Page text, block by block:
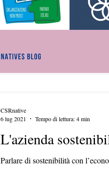
L'azienda
Parlare di sostenibilità con
CSRnative
6 lug 2021
Tempo di lettura: 4 min